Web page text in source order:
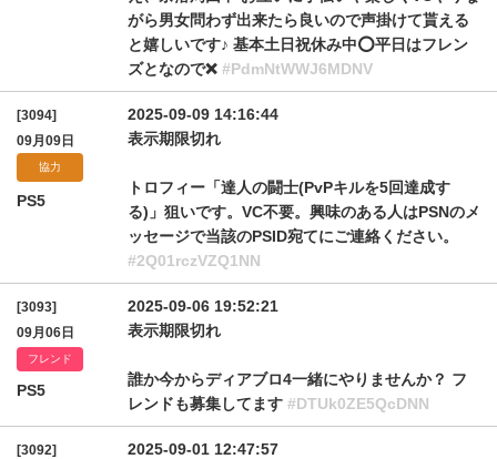
がら男女問わず出来たら良いので声掛けて貰える
と嬉しいです♪ 基本土日祝休み中⭕️平日はフレン
ズとなので❌️ #PdmNtWWJ6MDNV
[3094]
09月09日
協力
PS5
2025-09-09 14:16:44
表示期限切れ
トロフィー「達人の闘士(PvPキルを5回達成す
る)」狙いです。VC不要。興味のある人はPSNのメ
ッセージで当該のPSID宛てにご連絡ください。
#2Q01rczVZQ1NN
[3093]
09月06日
フレンド
PS5
2025-09-06 19:52:21
表示期限切れ
誰か今からディアブロ4一緒にやりませんか？ フ
レンドも募集してます #DTUk0ZE5QcDNN
[3092]
2025-09-01 12:47:57